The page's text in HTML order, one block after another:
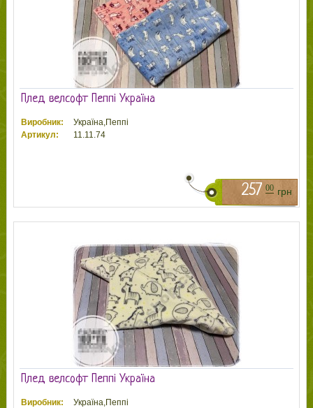
Плед велсофт Пеппі Україна
Виробник:
Україна,Пеппі
Артикул:
11.11.74
257 00 грн
Плед велсофт Пеппі Україна
Виробник:
Україна,Пеппі